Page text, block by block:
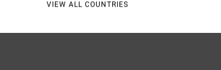
VIEW ALL COUNTRIES